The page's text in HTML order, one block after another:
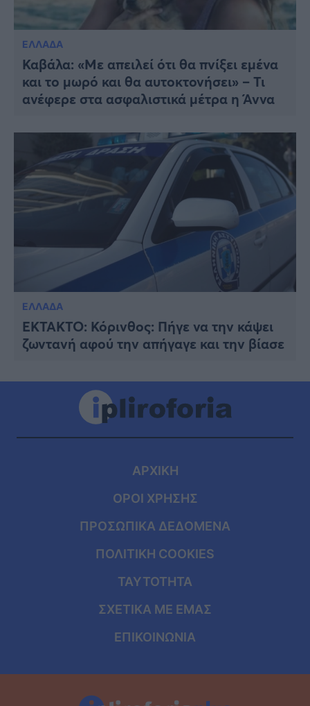
ΕΛΛΑΔΑ
Καβάλα: «Με απειλεί ότι θα πνίξει εμένα
και το μωρό και θα αυτοκτονήσει» – Τι
ανέφερε στα ασφαλιστικά μέτρα η Άννα
ΕΛΛΑΔΑ
ΕΚΤΑΚΤΟ: Κόρινθος: Πήγε να την κάψει
ζωντανή αφού την απήγαγε και την βίασε
ΑΡΧΙΚΗ
ΟΡΟΙ ΧΡΗΣΗΣ
ΠΡΟΣΩΠΙΚΑ ΔΕΔΟΜΕΝΑ
ΠΟΛΙΤΙΚΗ COOKIES
ΤΑΥΤΟΤΗΤΑ
ΣΧΕΤΙΚΑ ΜΕ ΕΜΑΣ
ΕΠΙΚΟΙΝΩΝΙΑ